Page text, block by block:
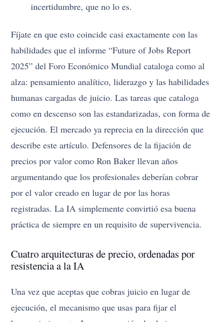
incertidumbre, que no lo es.
Fíjate en que esto coincide casi exactamente con las
habilidades que el informe “Future of Jobs Report
2025” del Foro Económico Mundial cataloga como al
alza: pensamiento analítico, liderazgo y las habilidades
humanas cargadas de juicio. Las tareas que cataloga
como en descenso son las estandarizadas, con forma de
ejecución. El mercado ya reprecia en la dirección que
describe este artículo. Defensores de la fijación de
precios por valor como Ron Baker llevan años
argumentando que los profesionales deberían cobrar
por el valor creado en lugar de por las horas
registradas. La IA simplemente convirtió esa buena
práctica de siempre en un requisito de supervivencia.
Cuatro arquitecturas de precio, ordenadas por
resistencia a la IA
Una vez que aceptas que cobras juicio en lugar de
ejecución, el mecanismo que usas para fijar el